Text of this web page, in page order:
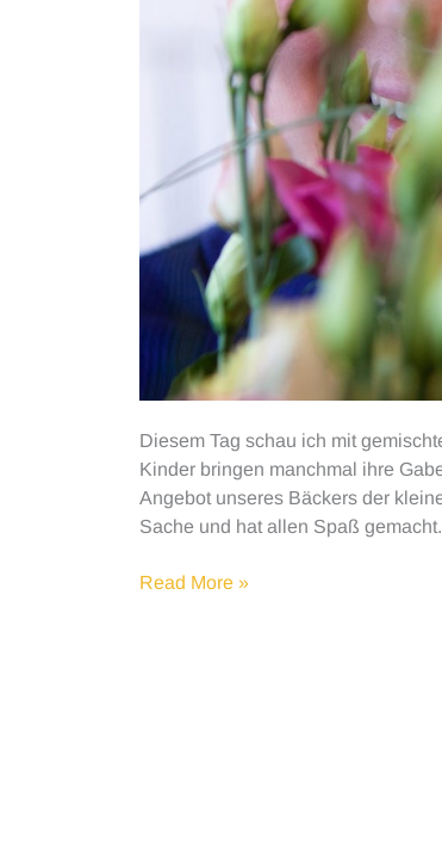
Diesem Tag schau ich mit
Kinder bringen manchmal ihre
Angebot unseres Bäckers der
Sache und hat allen Spaß
Muttertag
Read More »